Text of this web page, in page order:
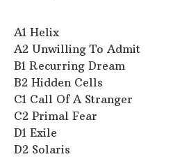
A1 Helix
A2 Unwilling To Admit
B1 Recurring Dream
B2 Hidden Cells
C1 Call Of A Stranger
C2 Primal Fear
D1 Exile
D2 Solaris